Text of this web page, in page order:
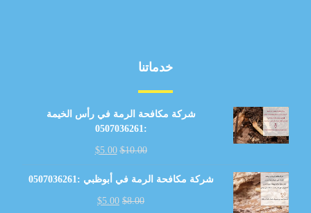
خدماتنا
شركة مكافحة الرمة في رأس الخيمة
:0507036261
$10.00
$5.00
شركة مكافحة الرمة في أبوظبي :0507036261
$8.00
$5.00